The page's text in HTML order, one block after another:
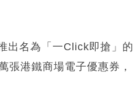
出名為「一Click即搶」的
港鐵商場電子優惠券，